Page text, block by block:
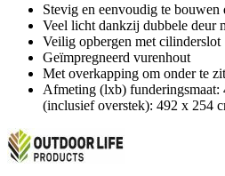
Stevig en eenvoudig te
Veel licht dankzij dubbele deur
Veilig opbergen met cilinderslot
Geïmpregneerd vurenhout
Met overkapping om onder te
Afmeting (lxb)
(inclusief overstek): 492 x 254